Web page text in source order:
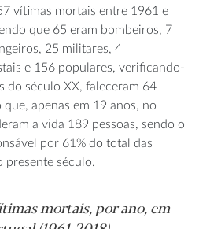
vítimas mortais entre 1961 e
que 65 eram bombeiros, 7
25 militares, 4
e 156 populares, verificando-
do século XX, faleceram 64
que, apenas em 19 anos, no
a vida 189 pessoas, sendo o
por 61% do total das
presente século.
mortais, por ano, em